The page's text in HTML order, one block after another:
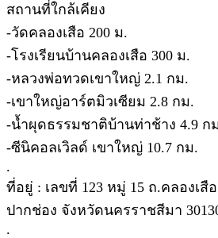
สถานที่ใกล้เคียง
-วัดคลองเสือ 200 ม.
-โรงเรียนบ้านคลองเสือ 300 ม.
-หลวงพ่อทวดเขาใหญ่ 2.1 กม.
-เขาใหญ่อาร์ตมิวเซียม 2.8 กม.
-น้ำผุดธรรมชาติบ้านท่าช้าง 4.9 ก
-ซีนิคอลเวิลด์ เขาใหญ่ 10.7 กม.
.
ที่อยู่ : เลขที่ 123 หมู่ 15 ถ.คลองเสื
ปากช่อง จังหวัดนครราชสีมา
.